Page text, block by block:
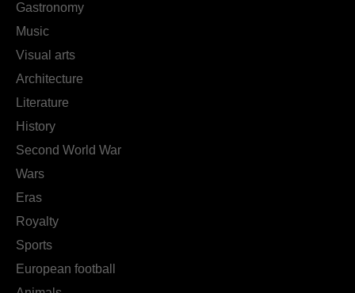
Gastronomy
Music
Visual arts
Architecture
Literature
History
Second World War
Wars
Eras
Royalty
Sports
European football